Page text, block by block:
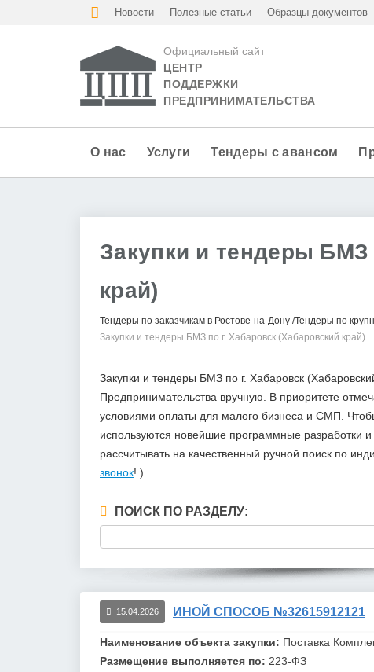
Новости Полезные статьи Образцы документов
Официальный сайт
ЦЕНТР
ПОДДЕРЖКИ
ПРЕДПРИНИМАТЕЛЬСТВА
О нас Услуги Тендеры с авансом
Закупки и тендеры БМЗ
край)
Тендеры по заказчикам в Ростове-на-Дону Тендеры по
Закупки и тендеры БМЗ по г. Хабаровск (Хабаровский край)
Закупки и тендеры БМЗ по г. Хабаровск
Предпринимательства вручную. В приоритете
условиями оплаты для малого бизнеса и СМП.
используются новейшие программные разработки
рассчитывать на качественный ручной поиск по
звонок! )
ПОИСК ПО РАЗДЕЛУ:
15.04.2026 ИНОЙ СПОСОБ №32615912121
Наименование объекта закупки: Поставка
Размещение выполняется по: 223-ФЗ